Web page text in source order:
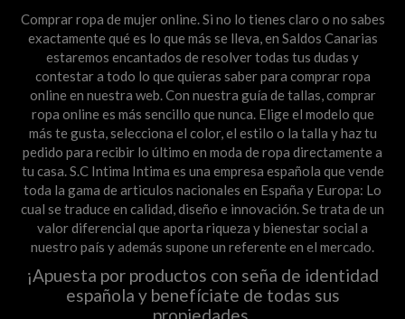
Comprar ropa de mujer online. Si no lo tienes claro o no sabes
exactamente qué es lo que más se lleva, en Saldos Canarias
estaremos encantados de resolver todas tus dudas y
contestar a todo lo que quieras saber para comprar ropa
online en nuestra web. Con nuestra guía de tallas, comprar
ropa online es más sencillo que nunca. Elige el modelo que
más te gusta, selecciona el color, el estilo o la talla y haz tu
pedido para recibir lo último en moda de ropa directamente a
tu casa. S.C Intima Intima es una empresa española que vende
toda la gama de articulos nacionales en España y Europa: Lo
cual se traduce en calidad, diseño e innovación. Se trata de un
valor diferencial que aporta riqueza y bienestar social a
nuestro país y además supone un referente en el mercado.
¡Apuesta por productos con seña de identidad
española y benefíciate de todas sus
propiedades.